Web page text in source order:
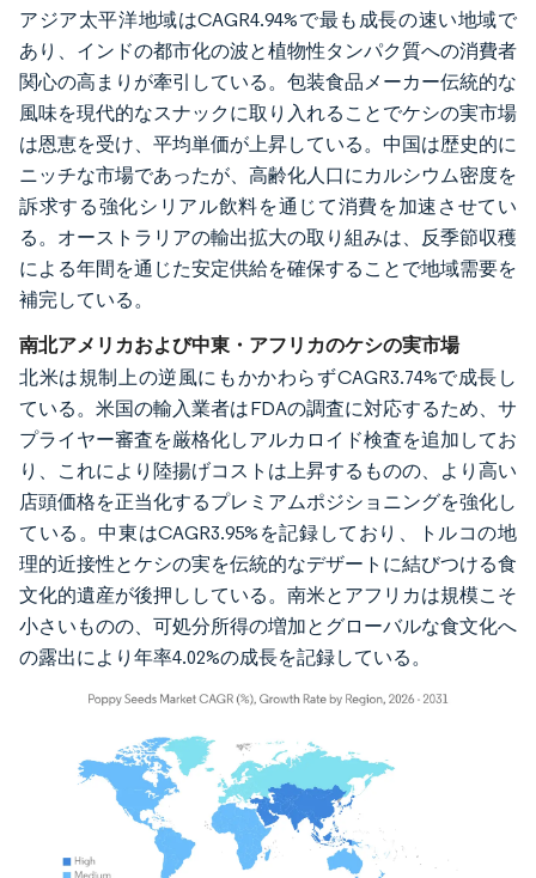
アジア太平洋地域はCAGR4.94%で最も成長の速い地域で
あり、インドの都市化の波と植物性タンパク質への消費者
関心の高まりが牽引している。包装食品メーカー伝統的な
風味を現代的なスナックに取り入れることでケシの実市場
は恩恵を受け、平均単価が上昇している。中国は歴史的に
ニッチな市場であったが、高齢化人口にカルシウム密度を
訴求する強化シリアル飲料を通じて消費を加速させてい
る。オーストラリアの輸出拡大の取り組みは、反季節収穫
による年間を通じた安定供給を確保することで地域需要を
補完している。
南北アメリカおよび中東・アフリカのケシの実市場
北米は規制上の逆風にもかかわらずCAGR3.74%で成長し
ている。米国の輸入業者はFDAの調査に対応するため、サ
プライヤー審査を厳格化しアルカロイド検査を追加してお
り、これにより陸揚げコストは上昇するものの、より高い
店頭価格を正当化するプレミアムポジショニングを強化し
ている。中東はCAGR3.95%を記録しており、トルコの地
理的近接性とケシの実を伝統的なデザートに結びつける食
文化的遺産が後押ししている。南米とアフリカは規模こそ
小さいものの、可処分所得の増加とグローバルな食文化へ
の露出により年率4.02%の成長を記録している。